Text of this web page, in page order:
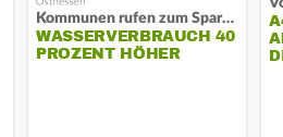
Kommunen rufen zum Sparen auf
WASSERVERBRAUCH 40
PROZENT HÖHER